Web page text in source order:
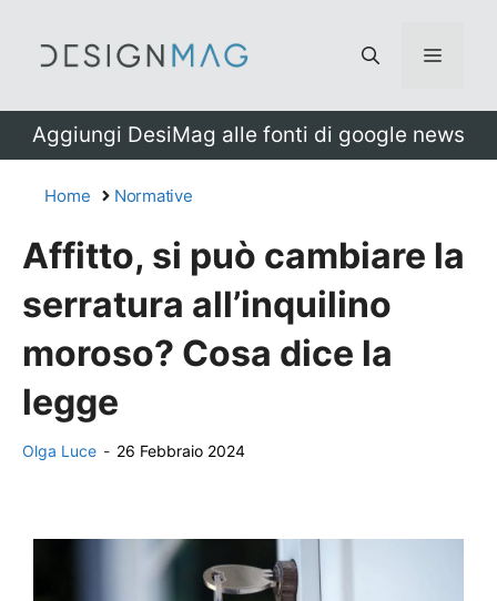
Menu
Aggiungi DesiMag alle fonti di google news
Home Normative
Affitto, si può cambiare la
serratura all’inquilino
moroso? Cosa dice la
legge
Olga Luce - 26 Febbraio 2024